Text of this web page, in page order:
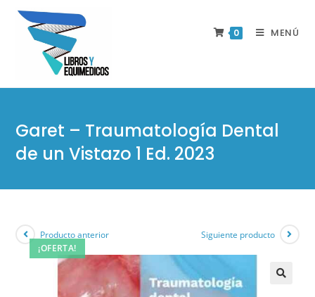
0 MENÚ
Garet – Traumatología Dental
de un Vistazo 1 Ed. 2023
¡OFERTA!
Producto anterior Siguiente producto